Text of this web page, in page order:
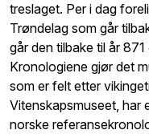
treslaget. Per i dag
Trøndelag som går
går den tilbake til år
Kronologiene gjør det
som er felt etter
Vitenskapsmuseet,
norske